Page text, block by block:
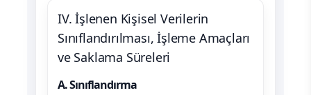
IV. İşlenen Kişisel Verilerin
Sınıflandırılması, İşleme Amaçları
ve Saklama Süreleri
A. Sınıflandırma